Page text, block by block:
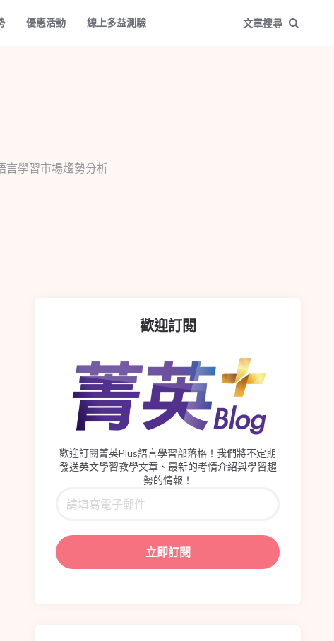
優惠活動 線上多益測驗 文章搜尋
言學習市場趨勢分析
歡迎訂閱
歡迎訂閱菁英Plus語言學習部落格！我們將不定期
發送英文學習教學文章、最新的考情介紹與學習趨
勢的情報！